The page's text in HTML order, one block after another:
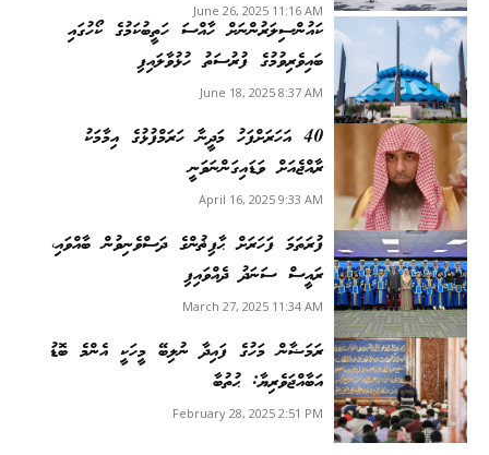
June 26, 2025 11:16 AM
ކައުންސިލަރުންނަށް ހާއްސަ ހަތީބުކަމުގެ ކޯހުގައި
ބައިވެރިވުމުގެ ފުރުސަތު ހުޅުވާލައިފި
June 18, 2025 8:37 AM
40 އަހަރަށްފަހު މަދީނާ ހަރަމްފުޅުގެ އިމާމަކު
ރާއްޖެއަށް ވަޑައިގަންނަވަނީ
April 16, 2025 9:33 AM
ފުރަތަމަ ފަހަރަށް ޙާފިޡުންގެ ދަސްވެނިވުން ބާއްވައި،
ރައީސް ސަނަދު ދެއްވައިފި
March 27, 2025 11:34 AM
ރަމަޟާން މަހުގެ ފައިދާ ނުލިބޭ މީހަކީ އެންމެ ބޮޑު
އަބާއްޖަވެރިޔާ: ޙުތުބާ
February 28, 2025 2:51 PM